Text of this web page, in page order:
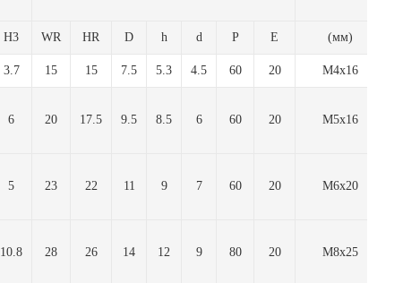
Н3 WR HR D h d P E (мм)
3.7 15 15 7.5 5.3 4.5 60 20 M4x16
6 20 17.5 9.5 8.5 6 60 20
М5х16
5 23 22 11 9 7 60 20
М6х20
10.8 28 26 14 12 9 80 20
М8х25